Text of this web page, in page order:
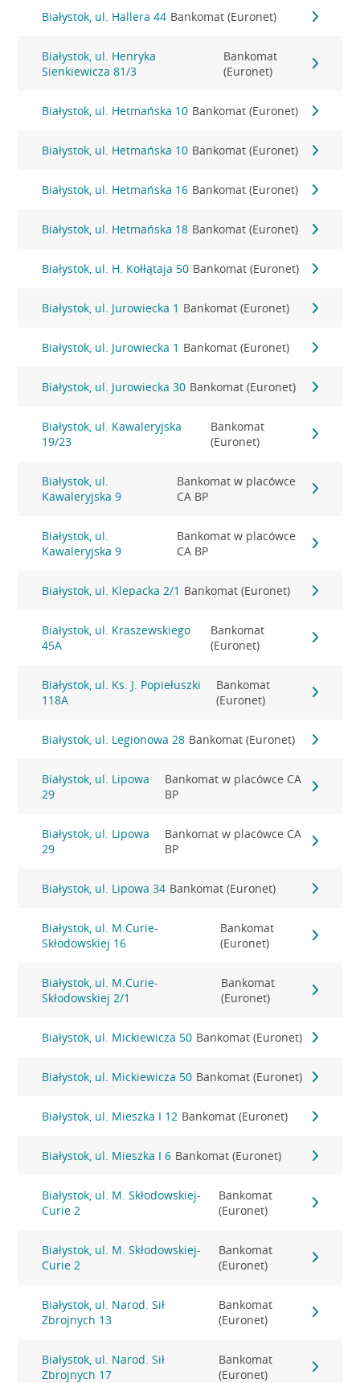
Białystok, ul. Hallera 44 Bankomat (Euronet)
Białystok, ul. Henryka
Sienkiewicza 81/3
Bankomat
(Euronet)
Białystok, ul. Hetmańska 10 Bankomat (Euronet)
Białystok, ul. Hetmańska 10 Bankomat (Euronet)
Białystok, ul. Hetmańska 16 Bankomat (Euronet)
Białystok, ul. Hetmańska 18 Bankomat (Euronet)
Białystok, ul. H. Kołłątaja 50 Bankomat (Euronet)
Białystok, ul. Jurowiecka 1 Bankomat (Euronet)
Białystok, ul. Jurowiecka 1 Bankomat (Euronet)
Białystok, ul. Jurowiecka 30 Bankomat (Euronet)
Białystok, ul. Kawaleryjska
19/23
Bankomat
(Euronet)
Białystok, ul.
Kawaleryjska 9
Bankomat w placówce
CA BP
Białystok, ul.
Kawaleryjska 9
Bankomat w placówce
CA BP
Białystok, ul. Klepacka 2/1 Bankomat (Euronet)
Białystok, ul. Kraszewskiego
45A
Bankomat
(Euronet)
Białystok, ul. Ks. J. Popiełuszki
118A
Bankomat
(Euronet)
Białystok, ul. Legionowa 28 Bankomat (Euronet)
Białystok, ul. Lipowa
29
Bankomat w placówce CA
BP
Białystok, ul. Lipowa
29
Bankomat w placówce CA
BP
Białystok, ul. Lipowa 34 Bankomat (Euronet)
Białystok, ul. M.Curie-
Skłodowskiej 16
Bankomat
(Euronet)
Białystok, ul. M.Curie-
Skłodowskiej 2/1
Bankomat
(Euronet)
Białystok, ul. Mickiewicza 50 Bankomat (Euronet)
Białystok, ul. Mickiewicza 50 Bankomat (Euronet)
Białystok, ul. Mieszka I 12 Bankomat (Euronet)
Białystok, ul. Mieszka I 6 Bankomat (Euronet)
Białystok, ul. M. Skłodowskiej-
Curie 2
Bankomat
(Euronet)
Białystok, ul. M. Skłodowskiej-
Curie 2
Bankomat
(Euronet)
Białystok, ul. Narod. Sił
Zbrojnych 13
Bankomat
(Euronet)
Białystok, ul. Narod. Sił
Zbrojnych 17
Bankomat
(Euronet)